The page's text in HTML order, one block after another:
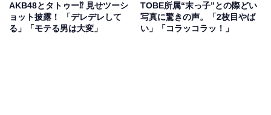
AKB48とタトゥー⁉ 見せツーシ
ョット披露！ 「デレデレして
る」「モテる男は大変」
TOBE所属“末っ子”との際どい
写真に驚きの声。「2枚目やば
い」「コラッコラッ！」